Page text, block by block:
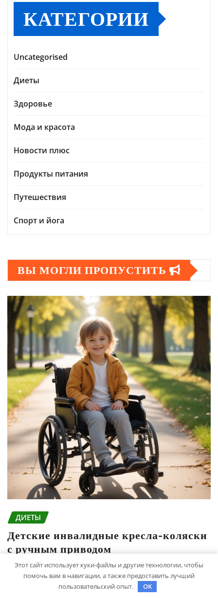
КАТЕГОРИИ
Uncategorised
Диеты
Здоровье
Мода и красота
Новости плюс
Продукты питания
Путешествия
Спорт и йога
ВЫ МОГЛИ ПРОПУСТИТЬ
ДИЕТЫ
Детские инвалидные кресла-коляски
с ручным приводом
studiohallo_ Апр 6, 2026
Этот сайт использует куки-файлы и другие технологии, чтобы
помочь вам в навигации, а также предоставить лучший
пользовательский опыт.
OK